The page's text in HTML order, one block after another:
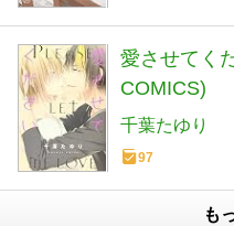
愛させてく
COMICS)
千葉たゆり
97
も